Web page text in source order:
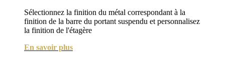
Sélectionnez la finition du métal correspondant à la
finition de la barre du portant suspendu et personnalisez
la finition de l'étagère
En savoir plus